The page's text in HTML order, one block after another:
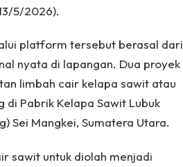
5/2026).
platform tersebut berasal dari
nyata di lapangan. Dua proyek
limbah cair kelapa sawit atau
Pabrik Kelapa Sawit Lubuk
Sei Mangkei, Sumatera Utara.
sawit untuk diolah menjadi